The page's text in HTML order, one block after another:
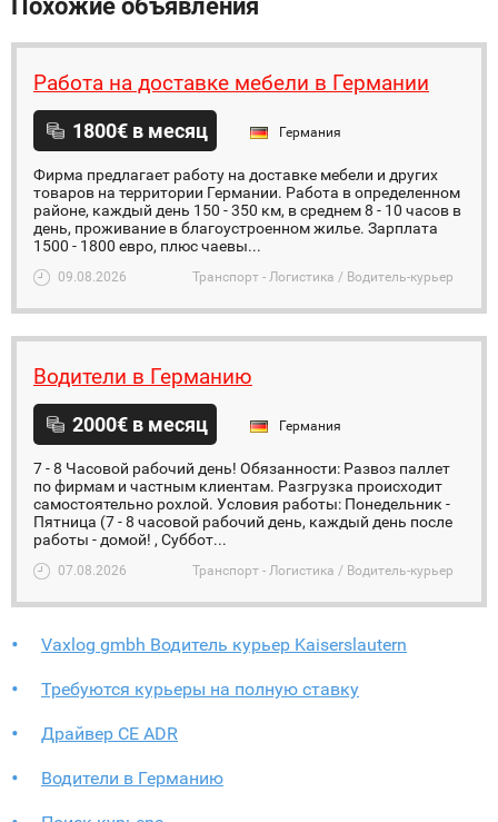
Похожие объявления
Работа на доставке мебели в Германии
1800€ в месяц Германия
Фирма предлагает работу на доставке мебели и других
товаров на территории Германии. Работа в определенном
районе, каждый день 150 - 350 км, в среднем 8 - 10 часов в
день, проживание в благоустроенном жилье. Зарплата
1500 - 1800 евро, плюс чаевы...
09.08.2026 Транспорт - Логистика / Водитель-курьер
Водители в Германию
2000€ в месяц Германия
7 - 8 Часовой рабочий день! Обязанности: Развоз паллет
по фирмам и частным клиентам. Разгрузка происходит
самостоятельно рохлой. Условия работы: Понедельник -
Пятница (7 - 8 часовой рабочий день, каждый день после
работы - домой! , Суббот...
07.08.2026 Транспорт - Логистика / Водитель-курьер
Vaxlog gmbh Водитель курьер Kaiserslautern
Требуются курьеры на полную ставку
Драйвер СЕ ADR
Водители в Германию